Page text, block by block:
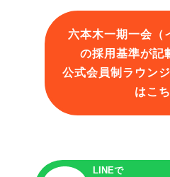
六本木一期一会（
の採用基準が記
公式会員制ラウン
はこ
LINEで